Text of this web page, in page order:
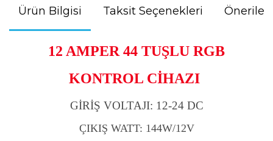
Ürün Bilgisi Taksit Seçenekleri
12 AMPER 44 TUŞLU RGB
KONTROL CİHAZI
GİRİŞ VOLTAJI: 12-24 DC
ÇIKIŞ WATT: 144W/12V